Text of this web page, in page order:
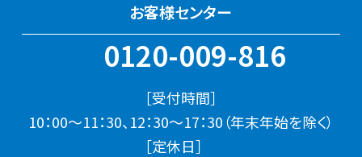
お客様センター
0120-009-816
［受付時間］
10：00～11：30、12：30～17：30（年末年始を除く）
［定休日］